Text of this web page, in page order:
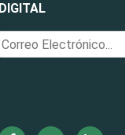
DIGITAL